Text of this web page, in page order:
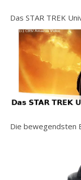
Das STAR TREK
Die bewegendsten